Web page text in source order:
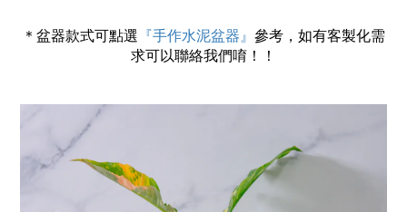
＊盆器款式可點選 『手作水泥盆器』 參考，如有客製化需
求可以聯絡我們唷！！